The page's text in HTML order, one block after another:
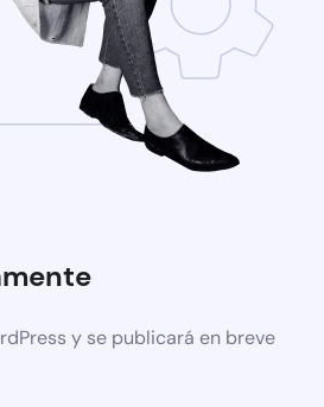
y se publicará en breve